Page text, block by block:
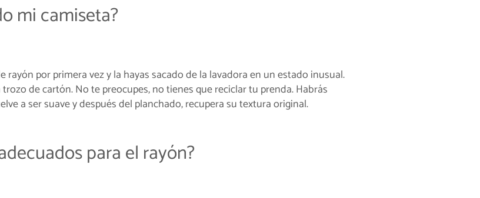
mi camiseta?
rayón por primera vez y la hayas sacado de la lavadora en un estado inusual.
de cartón. No te preocupes, no tienes que reciclar tu prenda. Habrás
a ser suave y después del planchado, recupera su textura original.
para el rayón?